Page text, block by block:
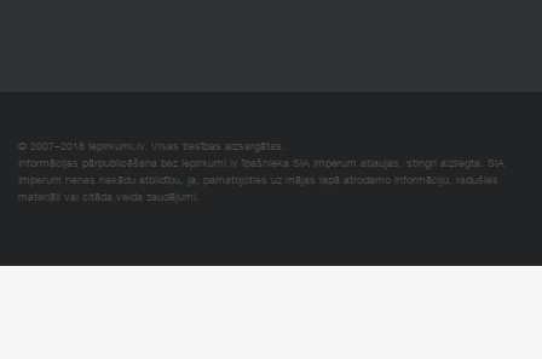
© 2007–2018 Iepirkumi.lv. Visas tiesības aizsargātas.
Informācijas pārpublicēšana bez iepirkumi.lv īpašnieka SIA Imperum atļaujas, stingri aizliegta. SIA
Imperum nenes nekādu atbildību, ja, pamatojoties uz mājas lapā atrodamo informāciju, radušies
materiāli vai citāda veida zaudējumi.